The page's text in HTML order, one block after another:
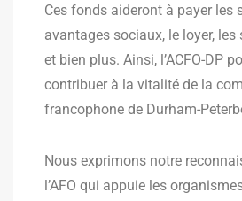
Ces fonds aideront à payer les
avantages sociaux, le loyer, les
et bien plus. Ainsi, l’ACFO-DP
contribuer à la vitalité de la
francophone de Durham-
Nous exprimons notre
l’AFO qui appuie les